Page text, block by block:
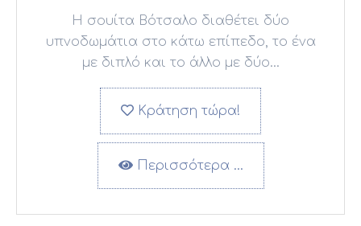
Η σουίτα Βότσαλο διαθέτει δύο
υπνοδωμάτια στο κάτω επίπεδο, το ένα
με διπλό και το άλλο με δύο...
Κράτηση τώρα!
Περισσότερα …